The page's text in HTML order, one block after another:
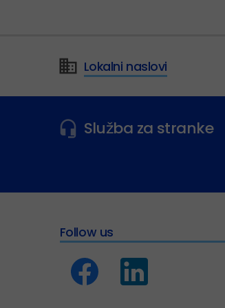
Lokalni naslovi
Služba za stranke
Follow us